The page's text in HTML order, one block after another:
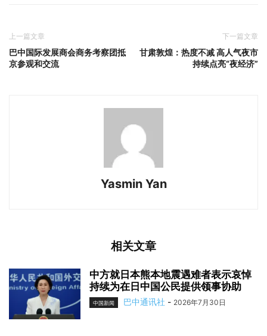
上一篇文章
巴中国际发展商会商务考察团抵
京参观和交流
下一篇文章
甘肃敦煌：热度不减 高人气夜市
持续点亮“夜经济”
Yasmin Yan
相关文章
中方就日本熊本地震遇难者表示哀悼
持续为在日中国公民提供领事协助
中国新闻 巴中通讯社 - 2026年7月30日